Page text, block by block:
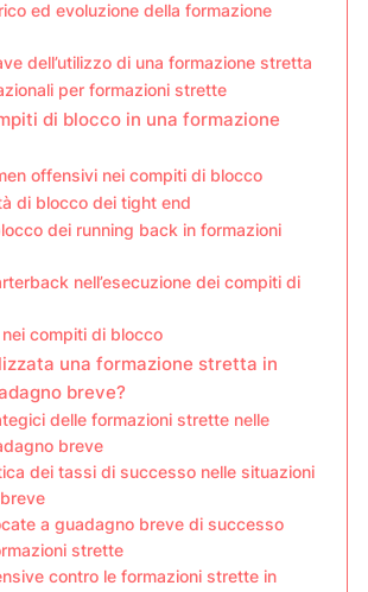
ed evoluzione della formazione
dell’utilizzo di una formazione stretta
per formazioni strette
di blocco in una formazione
offensivi nei compiti di blocco
di blocco dei tight end
dei running back in formazioni
nell’esecuzione dei compiti di
nei compiti di blocco
una formazione stretta in
breve?
delle formazioni strette nelle
breve
dei tassi di successo nelle situazioni
a guadagno breve di successo
strette
contro le formazioni strette in